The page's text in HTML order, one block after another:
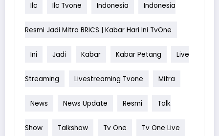
Ilc Ilc Tvone Indonesia Indonesia
Resmi Jadi Mitra BRICS | Kabar Hari Ini TvOne
Ini Jadi Kabar Kabar Petang Live
Streaming Livestreaming Tvone Mitra
News News Update Resmi Talk
Show Talkshow Tv One Tv One Live